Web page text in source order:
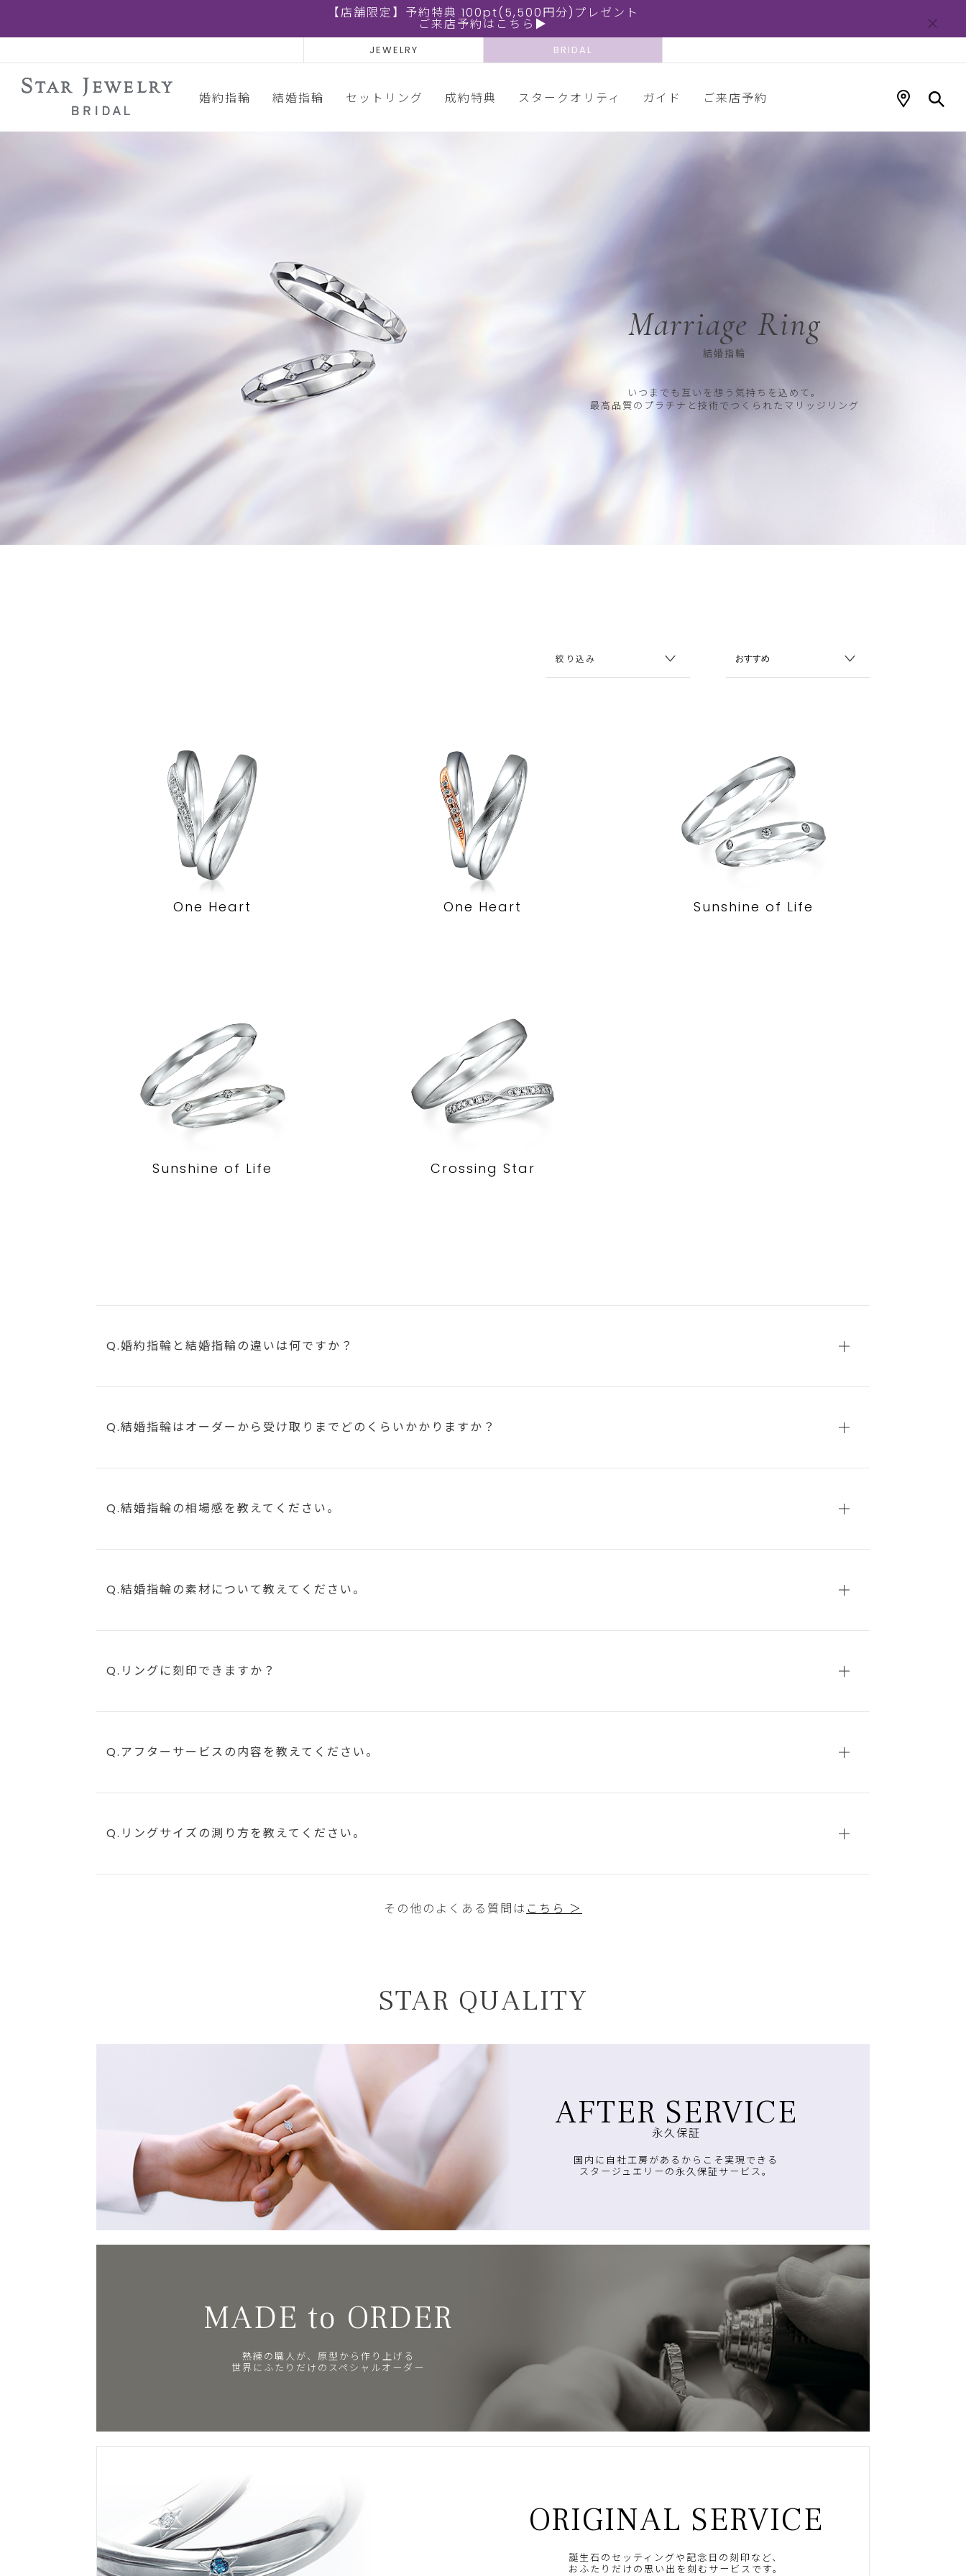
【店舗限定】予約特典 100pt(5,500円分)プレゼント
ご来店予約はこちら▶
JEWELRY BRIDAL
婚約指輪 結婚指輪 セットリング 成約特典 スタークオリティ ガイド ご来店予約
Marriage Ring
結婚指輪
いつまでも互いを想う気持ちを込めて。
最高品質のプラチナと技術でつくられたマリッジリング
絞り込み
One Heart One Heart Sunshine of Life
Sunshine of Life Crossing Star
Q.婚約指輪と結婚指輪の違いは何ですか？
Q.結婚指輪はオーダーから受け取りまで どのくらいかかりますか？
Q.結婚指輪の相場感を教えてください。
Q.結婚指輪の素材について教えてください。
Q.リングに刻印できますか？
Q.アフターサービスの内容を教えてください。
Q.リングサイズの測り方を教えてください。
その他のよくある質問は こちら ＞
STAR QUALITY
AFTER SERVICE
永久保証
国内に自社工房があるからこそ実現できる
スタージュエリーの永久保証サービス。
MADE to ORDER
熟練の職人が、原型から作り上げる
世界にふたりだけのスペシャルオーダー
ORIGINAL SERVICE
誕生石のセッティングや記念日の刻印など、
おふたりだけの思い出を刻むサービスです。